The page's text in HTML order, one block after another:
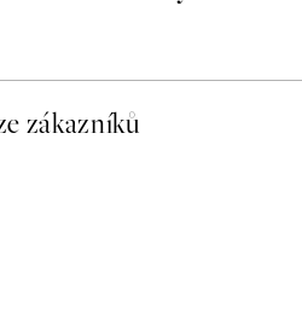
zákazníků